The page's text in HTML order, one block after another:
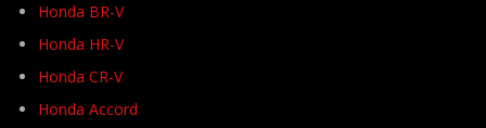
Honda BR-V
Honda HR-V
Honda CR-V
Honda Accord